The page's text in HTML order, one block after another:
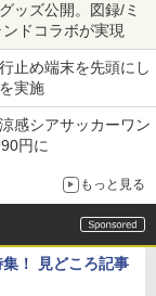
ッズ公開。図録/ミ
ドコラボが実現
止め端末を先頭にし
実施
感シアサッカーワン
円に
もっと見る
！ 見どころ記事